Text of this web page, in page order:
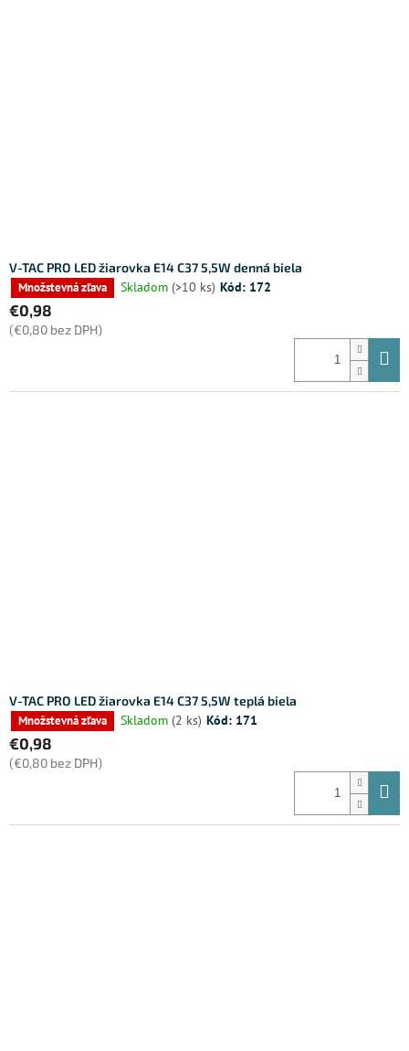
V-TAC PRO LED žiarovka E14 C37 5,5W denná biela
Množstevná zľava
Skladom (>10 ks) Kód: 172
€0,98
(€0,80 bez DPH)
V-TAC PRO LED žiarovka E14 C37 5,5W teplá biela
Množstevná zľava
Skladom (2 ks) Kód: 171
€0,98
(€0,80 bez DPH)